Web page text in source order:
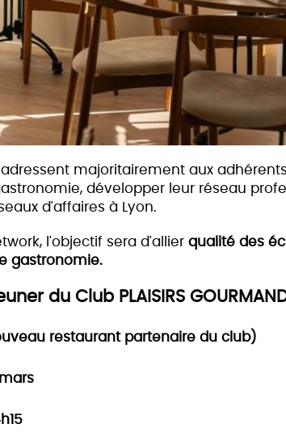
majoritairement aux
développer leur réseau
d'affaires à Lyon.
l'objectif sera d'allier qualité des
gastronomie.
du Club PLAISIRS
restaurant partenaire du club)